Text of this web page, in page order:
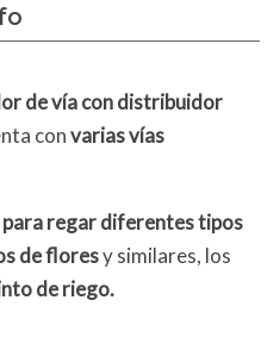
de vía con distribuidor
convarias vías
regar diferentes tipos
de floresy similares, los
de riego.